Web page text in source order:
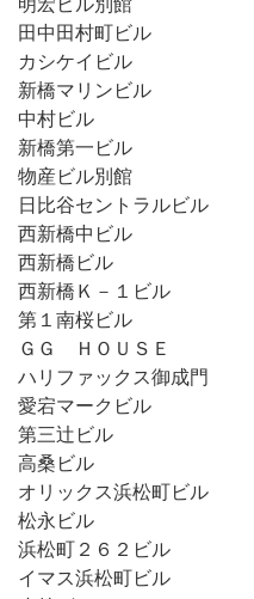
明宏ビル別館　　　
田中田村町ビル　　　
カシケイビル　　　
新橋マリンビル　　　
中村ビル　　　　　　
新橋第一ビル　　　
物産ビル別館　　　　
日比谷セントラルビル
西新橋中ビル　　　　　
西新橋ビル　　　　　
西新橋Ｋ－１ビル　　
第１南桜ビル　　　　
ＧＧ　ＨＯＵＳＥ　　
ハリファックス御成門　
愛宕マークビル　　　
第三辻ビル　　　　
高桑ビル　　　　　　
オリックス浜松町ビル
松永ビル　　　　　　
浜松町２６２ビル　
イマス浜松町ビル　　　